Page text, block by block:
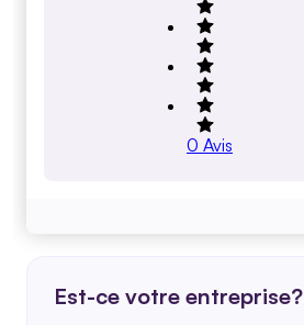
0 Avis
Est-ce votre entreprise?